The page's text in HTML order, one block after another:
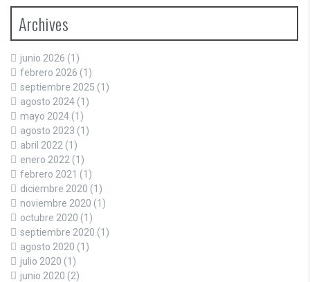
Archives
junio 2026 (1)
febrero 2026 (1)
septiembre 2025 (1)
agosto 2024 (1)
mayo 2024 (1)
agosto 2023 (1)
abril 2022 (1)
enero 2022 (1)
febrero 2021 (1)
diciembre 2020 (1)
noviembre 2020 (1)
octubre 2020 (1)
septiembre 2020 (1)
agosto 2020 (1)
julio 2020 (1)
junio 2020 (2)